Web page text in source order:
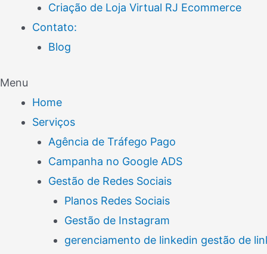
Criação de Loja Virtual RJ Ecommerce
Contato:
Blog
Menu
Home
Serviços
Agência de Tráfego Pago
Campanha no Google ADS
Gestão de Redes Sociais
Planos Redes Sociais
Gestão de Instagram
gerenciamento de linkedin gestão de